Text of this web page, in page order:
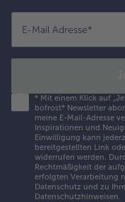
E-Mail Adresse*
* Mit einem Klick auf
bofrost* Newsletter
meine E-Mail-Adresse
Inspirationen und
Einwilligung kann
bereitgestellten Link
widerrufen werden.
Rechtmäßigkeit der
erfolgten Verarbeitung
Datenschutz und zu
Datenschutzhinweisen.